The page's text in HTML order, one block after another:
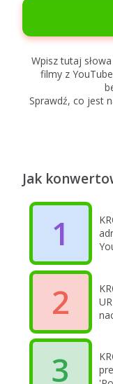
Wpisz tutaj
filmy z
Sprawdź, co jest
Jak
1
2
3